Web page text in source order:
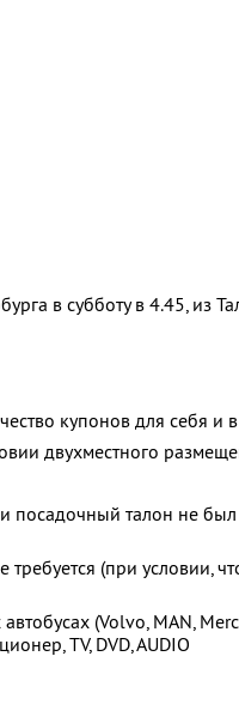
в субботу в 4.45, из
купонов для себя и
двухместного
посадочный талон не
(при условии,
(Volvo, MAN,
TV, DVD, AUDIO